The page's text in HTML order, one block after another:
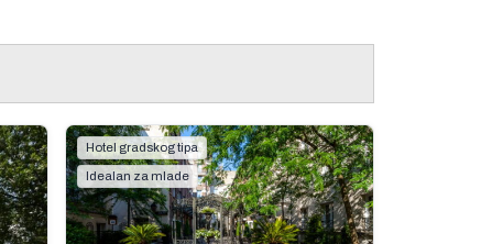
Hotel gradskog tipa
Idealan za mlade